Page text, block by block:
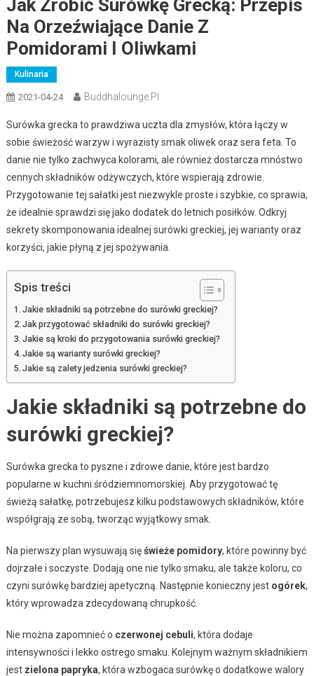
Jak Zrobić Surówkę Grecką: Przepis
Na Orzeźwiające Danie Z
Pomidorami I Oliwkami
Kulinaria
2021-04-24 Buddhalounge.pl
Surówka grecka to prawdziwa uczta dla zmysłów, która łączy w
sobie świeżość warzyw i wyrazisty smak oliwek oraz sera feta. To
danie nie tylko zachwyca kolorami, ale również dostarcza mnóstwo
cennych składników odżywczych, które wspierają zdrowie.
Przygotowanie tej sałatki jest niezwykle proste i szybkie, co sprawia,
że idealnie sprawdzi się jako dodatek do letnich posiłków. Odkryj
sekrety skomponowania idealnej surówki greckiej, jej warianty oraz
korzyści, jakie płyną z jej spożywania.
Spis treści
Jakie składniki są potrzebne do surówki greckiej?
Jak przygotować składniki do surówki greckiej?
Jakie są kroki do przygotowania surówki greckiej?
Jakie są warianty surówki greckiej?
Jakie są zalety jedzenia surówki greckiej?
Jakie składniki są potrzebne do
surówki greckiej?
Surówka grecka to pyszne i zdrowe danie, które jest bardzo
popularne w kuchni śródziemnomorskiej. Aby przygotować tę
świeżą sałatkę, potrzebujesz kilku podstawowych składników, które
współgrają ze sobą, tworząc wyjątkowy smak.
Na pierwszy plan wysuwają sięświeże pomidory, które powinny być
dojrzałe i soczyste. Dodają one nie tylko smaku, ale także koloru, co
czyni surówkę bardziej apetyczną. Następnie konieczny jest ogórek,
który wprowadza zdecydowaną chrupkość.
Nie można zapomnieć o czerwonej cebuli, która dodaje
intensywności i lekko ostrego smaku. Kolejnym ważnym składnikiem
jest zielona papryka, która wzbogaca surówkę o dodatkowe walory